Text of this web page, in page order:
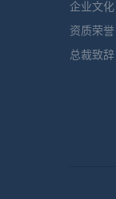
企业文化
资质荣誉
总裁致辞